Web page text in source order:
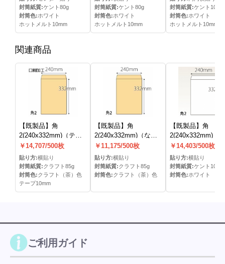
封筒紙質:ケント80g
封筒色:ホワイト
ホットメルト10mm
封筒紙質:ケント80g
封筒色:ホワイト
ホットメルト10mm
封筒紙質:ケント100g
封筒色:ホワイト
ホットメルト10mm
関連商品
【既製品】角
2(240x332mm)（テー
プ10mm）
￥14,707/500枚
貼り方:横貼り
封筒紙質:クラフト85g
封筒色:クラフト（茶）色
テープ10mm
【既製品】角
2(240x332mm)（な
し）
￥11,175/500枚
貼り方:横貼り
封筒紙質:クラフト85g
封筒色:クラフト（茶）色
【既製品】角
2(240x332mm)（
し）
￥14,403/500枚
貼り方:横貼り
封筒紙質:ケント100g
封筒色:ホワイト
ご利用ガイド